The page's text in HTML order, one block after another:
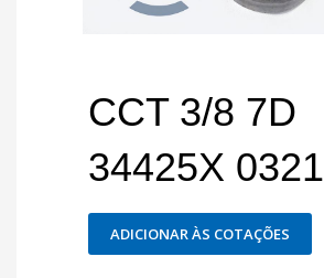
CCT 3/8 7D
34425X 0321
ADICIONAR ÀS COTAÇÕES